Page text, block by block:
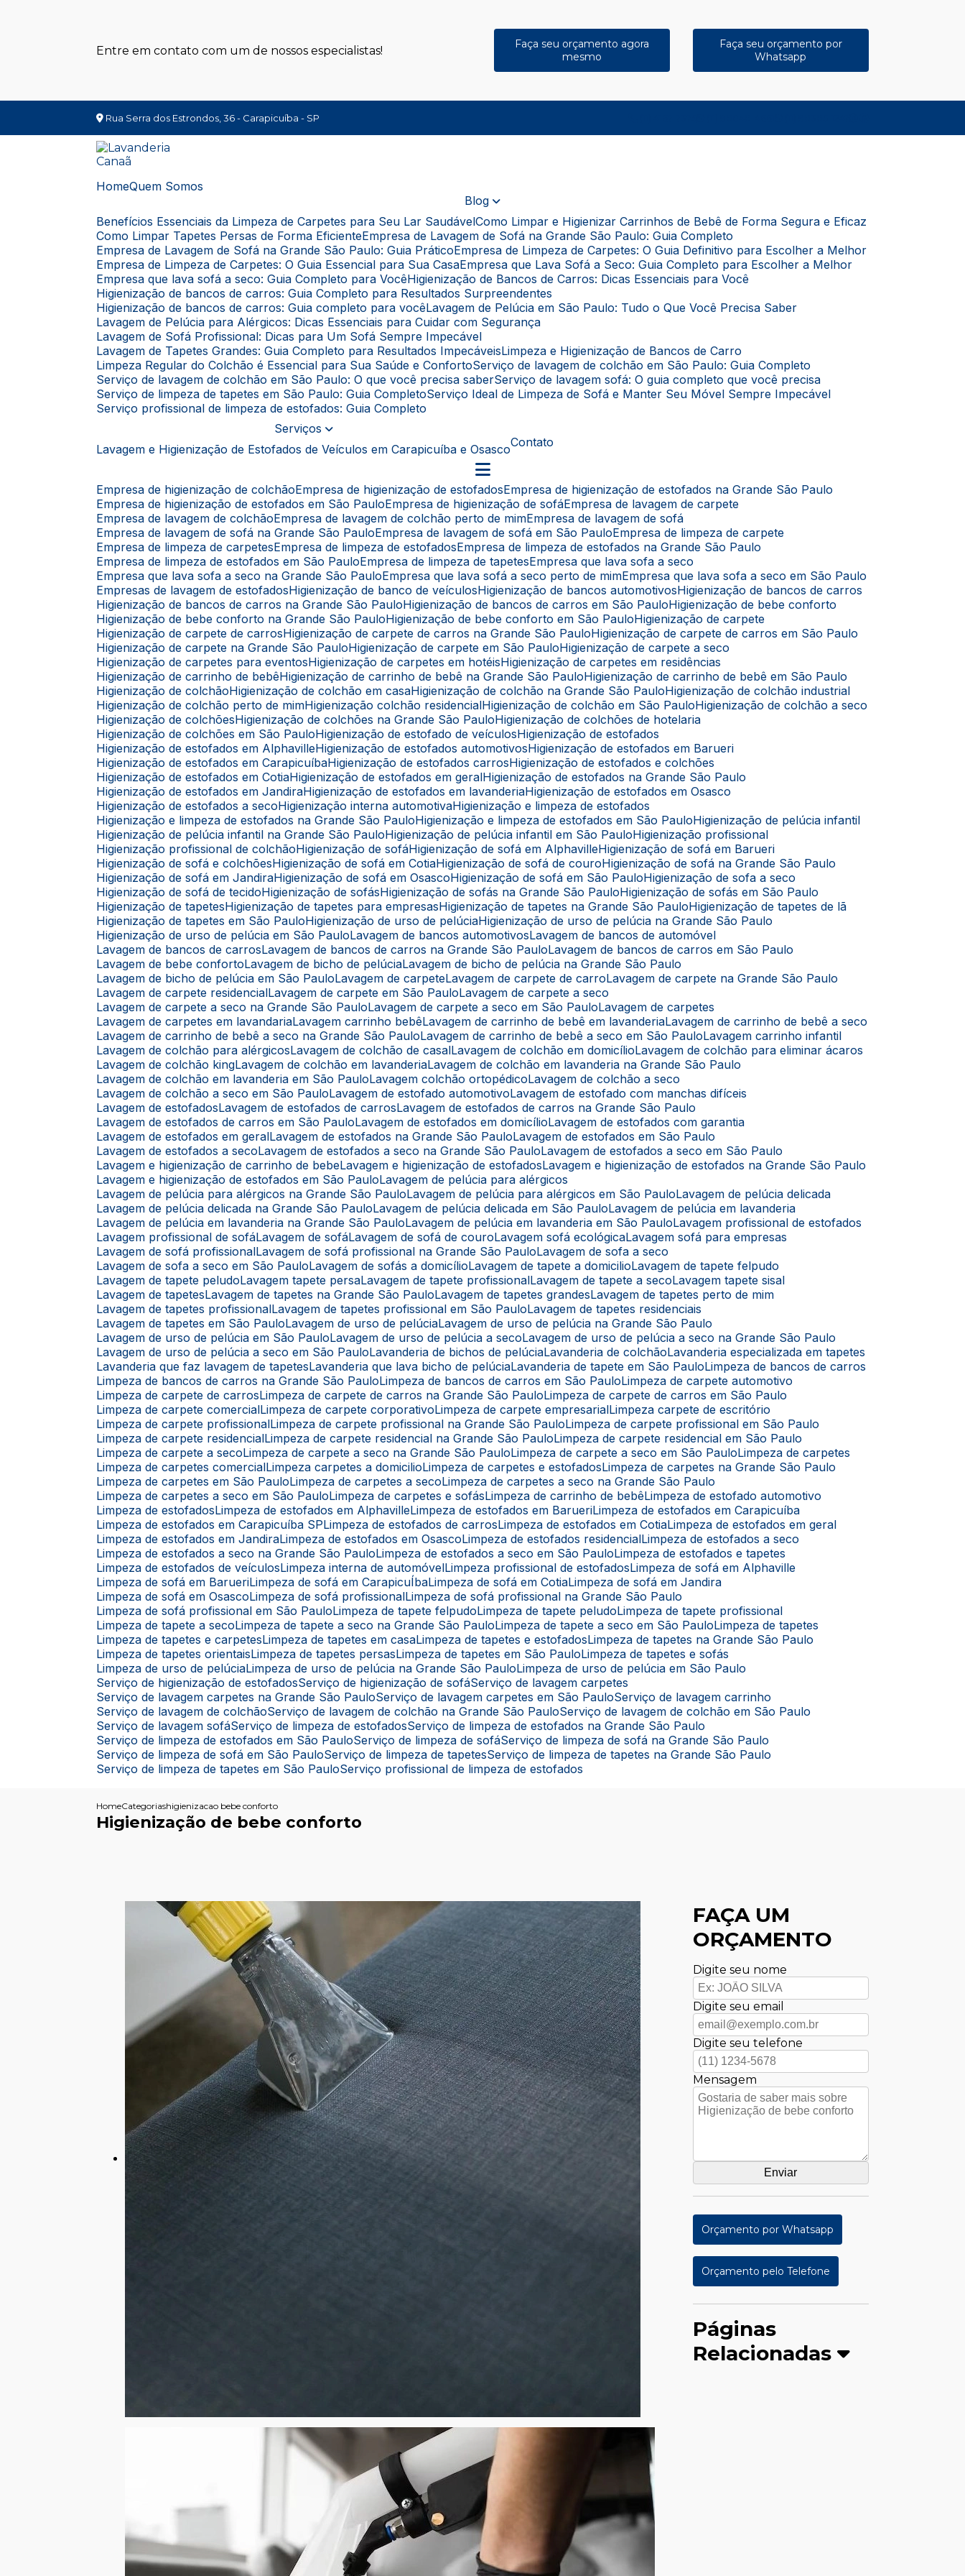
Entre em contato com um de nossos especialistas!
Faça seu orçamento agora
mesmo
Faça seu orçamento por
Whatsapp
Rua Serra dos Estrondos, 36 - Carapicuíba - SP
Home
Quem Somos
Blog
Benefícios Essenciais da Limpeza de Carpetes para Seu Lar Saudável Como Limpar e Higienizar Carrinhos de Bebê de Forma Segura e Eficaz
Como Limpar Tapetes Persas de Forma Eficiente Empresa de Lavagem de Sofá na Grande São Paulo: Guia Completo
Empresa de Lavagem de Sofá na Grande São Paulo: Guia Prático Empresa de Limpeza de Carpetes: O Guia Definitivo para Escolher a Melhor
Empresa de Limpeza de Carpetes: O Guia Essencial para Sua Casa Empresa que Lava Sofá a Seco: Guia Completo para Escolher a Melhor
Empresa que lava sofá a seco: Guia Completo para Você
Higienização de Bancos de Carros: Dicas Essenciais para Você
Higienização de bancos de carros: Guia Completo para Resultados Surpreendentes
Higienização de bancos de carros: Guia completo para você Lavagem de Pelúcia em São Paulo: Tudo o Que Você Precisa Saber
Lavagem de Pelúcia para Alérgicos: Dicas Essenciais para Cuidar com Segurança
Lavagem de Sofá Profissional: Dicas para Um Sofá Sempre Impecável
Lavagem de Tapetes Grandes: Guia Completo para Resultados Impecáveis Limpeza e Higienização de Bancos de Carro
Limpeza Regular do Colchão é Essencial para Sua Saúde e Conforto
Serviço de lavagem de colchão em São Paulo: Guia Completo
Serviço de lavagem de colchão em São Paulo: O que você precisa saber Serviço de lavagem sofá: O guia completo que você precisa
Serviço de limpeza de tapetes em São Paulo: Guia Completo
Serviço Ideal de Limpeza de Sofá e Manter Seu Móvel Sempre Impecável
Serviço profissional de limpeza de estofados: Guia Completo
Serviços
Lavagem e Higienização de Estofados de Veículos em Carapicuíba e Osasco
Contato
Empresa de higienização de colchão Empresa de higienização de estofados Empresa de higienização de estofados na Grande São Paulo
Empresa de higienização de estofados em São Paulo Empresa de higienização de sofá Empresa de lavagem de carpete
Empresa de lavagem de colchão Empresa de lavagem de colchão perto de mim Empresa de lavagem de sofá
Empresa de lavagem de sofá na Grande São Paulo Empresa de lavagem de sofá em São Paulo Empresa de limpeza de carpete
Empresa de limpeza de carpetes Empresa de limpeza de estofados Empresa de limpeza de estofados na Grande São Paulo
Empresa de limpeza de estofados em São Paulo Empresa de limpeza de tapetes Empresa que lava sofa a seco
Empresa que lava sofa a seco na Grande São Paulo Empresa que lava sofá a seco perto de mim Empresa que lava sofa a seco em São Paulo
Empresas de lavagem de estofados
Higienização de banco de veículos Higienização de bancos automotivos
Higienização de bancos de carros
Higienização de bancos de carros na Grande São Paulo
Higienização de bancos de carros em São Paulo
Higienização de bebe conforto
Higienização de bebe conforto na Grande São Paulo
Higienização de bebe conforto em São Paulo
Higienização de carpete
Higienização de carpete de carros
Higienização de carpete de carros na Grande São Paulo
Higienização de carpete de carros em São Paulo
Higienização de carpete na Grande São Paulo
Higienização de carpete em São Paulo
Higienização de carpete a seco
Higienização de carpetes para eventos
Higienização de carpetes em hotéis
Higienização de carpetes em residências
Higienização de carrinho de bebê
Higienização de carrinho de bebê na Grande São Paulo
Higienização de carrinho de bebê em São Paulo
Higienização de colchão
Higienização de colchão em casa Higienização de colchão na Grande São Paulo
Higienização de colchão industrial
Higienização de colchão perto de mim
Higienização colchão residencial Higienização de colchão em São Paulo
Higienização de colchão a seco
Higienização de colchões
Higienização de colchões na Grande São Paulo
Higienização de colchões de hotelaria
Higienização de colchões em São Paulo
Higienização de estofado de veículos
Higienização de estofados
Higienização de estofados em Alphaville
Higienização de estofados automotivos
Higienização de estofados em Barueri
Higienização de estofados em Carapicuíba
Higienização de estofados carros
Higienização de estofados e colchões
Higienização de estofados em Cotia
Higienização de estofados em geral
Higienização de estofados na Grande São Paulo
Higienização de estofados em Jandira
Higienização de estofados em lavanderia
Higienização de estofados em Osasco
Higienização de estofados a seco
Higienização interna automotiva
Higienização e limpeza de estofados
Higienização e limpeza de estofados na Grande São Paulo
Higienização e limpeza de estofados em São Paulo
Higienização de pelúcia infantil
Higienização de pelúcia infantil na Grande São Paulo
Higienização de pelúcia infantil em São Paulo
Higienização profissional
Higienização profissional de colchão
Higienização de sofá Higienização de sofá em Alphaville
Higienização de sofá em Barueri
Higienização de sofá e colchões
Higienização de sofá em Cotia Higienização de sofá de couro
Higienização de sofá na Grande São Paulo
Higienização de sofá em Jandira
Higienização de sofá em Osasco Higienização de sofá em São Paulo
Higienização de sofa a seco
Higienização de sofá de tecido
Higienização de sofás Higienização de sofás na Grande São Paulo
Higienização de sofás em São Paulo
Higienização de tapetes
Higienização de tapetes para empresas Higienização de tapetes na Grande São Paulo
Higienização de tapetes de lã
Higienização de tapetes em São Paulo
Higienização de urso de pelúcia
Higienização de urso de pelúcia na Grande São Paulo
Higienização de urso de pelúcia em São Paulo Lavagem de bancos automotivos Lavagem de bancos de automóvel
Lavagem de bancos de carros Lavagem de bancos de carros na Grande São Paulo Lavagem de bancos de carros em São Paulo
Lavagem de bebe conforto Lavagem de bicho de pelúcia Lavagem de bicho de pelúcia na Grande São Paulo
Lavagem de bicho de pelúcia em São Paulo Lavagem de carpete Lavagem de carpete de carro Lavagem de carpete na Grande São Paulo
Lavagem de carpete residencial Lavagem de carpete em São Paulo Lavagem de carpete a seco
Lavagem de carpete a seco na Grande São Paulo Lavagem de carpete a seco em São Paulo Lavagem de carpetes
Lavagem de carpetes em lavandaria Lavagem carrinho bebê Lavagem de carrinho de bebê em lavanderia Lavagem de carrinho de bebê a seco
Lavagem de carrinho de bebê a seco na Grande São Paulo Lavagem de carrinho de bebê a seco em São Paulo Lavagem carrinho infantil
Lavagem de colchão para alérgicos Lavagem de colchão de casal Lavagem de colchão em domicílio Lavagem de colchão para eliminar ácaros
Lavagem de colchão king Lavagem de colchão em lavanderia Lavagem de colchão em lavanderia na Grande São Paulo
Lavagem de colchão em lavanderia em São Paulo Lavagem colchão ortopédico Lavagem de colchão a seco
Lavagem de colchão a seco em São Paulo Lavagem de estofado automotivo Lavagem de estofado com manchas difíceis
Lavagem de estofados Lavagem de estofados de carros Lavagem de estofados de carros na Grande São Paulo
Lavagem de estofados de carros em São Paulo Lavagem de estofados em domicílio Lavagem de estofados com garantia
Lavagem de estofados em geral Lavagem de estofados na Grande São Paulo Lavagem de estofados em São Paulo
Lavagem de estofados a seco Lavagem de estofados a seco na Grande São Paulo Lavagem de estofados a seco em São Paulo
Lavagem e higienização de carrinho de bebe Lavagem e higienização de estofados Lavagem e higienização de estofados na Grande São Paulo
Lavagem e higienização de estofados em São Paulo Lavagem de pelúcia para alérgicos
Lavagem de pelúcia para alérgicos na Grande São Paulo Lavagem de pelúcia para alérgicos em São Paulo Lavagem de pelúcia delicada
Lavagem de pelúcia delicada na Grande São Paulo Lavagem de pelúcia delicada em São Paulo Lavagem de pelúcia em lavanderia
Lavagem de pelúcia em lavanderia na Grande São Paulo Lavagem de pelúcia em lavanderia em São Paulo Lavagem profissional de estofados
Lavagem profissional de sofá Lavagem de sofá Lavagem de sofá de couro Lavagem sofá ecológica Lavagem sofá para empresas
Lavagem de sofá profissional Lavagem de sofá profissional na Grande São Paulo Lavagem de sofa a seco
Lavagem de sofa a seco em São Paulo Lavagem de sofás a domicílio Lavagem de tapete a domicilio Lavagem de tapete felpudo
Lavagem de tapete peludo Lavagem tapete persa Lavagem de tapete profissional Lavagem de tapete a seco Lavagem tapete sisal
Lavagem de tapetes Lavagem de tapetes na Grande São Paulo Lavagem de tapetes grandes Lavagem de tapetes perto de mim
Lavagem de tapetes profissional Lavagem de tapetes profissional em São Paulo Lavagem de tapetes residenciais
Lavagem de tapetes em São Paulo Lavagem de urso de pelúcia Lavagem de urso de pelúcia na Grande São Paulo
Lavagem de urso de pelúcia em São Paulo Lavagem de urso de pelúcia a seco Lavagem de urso de pelúcia a seco na Grande São Paulo
Lavagem de urso de pelúcia a seco em São Paulo Lavanderia de bichos de pelúcia Lavanderia de colchão Lavanderia especializada em tapetes
Lavanderia que faz lavagem de tapetes Lavanderia que lava bicho de pelúcia Lavanderia de tapete em São Paulo Limpeza de bancos de carros
Limpeza de bancos de carros na Grande São Paulo Limpeza de bancos de carros em São Paulo Limpeza de carpete automotivo
Limpeza de carpete de carros Limpeza de carpete de carros na Grande São Paulo Limpeza de carpete de carros em São Paulo
Limpeza de carpete comercial Limpeza de carpete corporativo Limpeza de carpete empresarial Limpeza carpete de escritório
Limpeza de carpete profissional Limpeza de carpete profissional na Grande São Paulo Limpeza de carpete profissional em São Paulo
Limpeza de carpete residencial Limpeza de carpete residencial na Grande São Paulo Limpeza de carpete residencial em São Paulo
Limpeza de carpete a seco Limpeza de carpete a seco na Grande São Paulo Limpeza de carpete a seco em São Paulo Limpeza de carpetes
Limpeza de carpetes comercial Limpeza carpetes a domicilio Limpeza de carpetes e estofados Limpeza de carpetes na Grande São Paulo
Limpeza de carpetes em São Paulo Limpeza de carpetes a seco Limpeza de carpetes a seco na Grande São Paulo
Limpeza de carpetes a seco em São Paulo Limpeza de carpetes e sofás Limpeza de carrinho de bebê Limpeza de estofado automotivo
Limpeza de estofados Limpeza de estofados em Alphaville Limpeza de estofados em Barueri Limpeza de estofados em Carapicuíba
Limpeza de estofados em Carapicuíba SP Limpeza de estofados de carros Limpeza de estofados em Cotia Limpeza de estofados em geral
Limpeza de estofados em Jandira Limpeza de estofados em Osasco Limpeza de estofados residencial Limpeza de estofados a seco
Limpeza de estofados a seco na Grande São Paulo Limpeza de estofados a seco em São Paulo Limpeza de estofados e tapetes
Limpeza de estofados de veículos Limpeza interna de automóvel Limpeza profissional de estofados Limpeza de sofá em Alphaville
Limpeza de sofá em Barueri Limpeza de sofá em CarapicuÍba Limpeza de sofá em Cotia Limpeza de sofá em Jandira
Limpeza de sofá em Osasco Limpeza de sofá profissional Limpeza de sofá profissional na Grande São Paulo
Limpeza de sofá profissional em São Paulo Limpeza de tapete felpudo Limpeza de tapete peludo Limpeza de tapete profissional
Limpeza de tapete a seco Limpeza de tapete a seco na Grande São Paulo Limpeza de tapete a seco em São Paulo Limpeza de tapetes
Limpeza de tapetes e carpetes Limpeza de tapetes em casa Limpeza de tapetes e estofados Limpeza de tapetes na Grande São Paulo
Limpeza de tapetes orientais Limpeza de tapetes persas Limpeza de tapetes em São Paulo Limpeza de tapetes e sofás
Limpeza de urso de pelúcia Limpeza de urso de pelúcia na Grande São Paulo Limpeza de urso de pelúcia em São Paulo
Serviço de higienização de estofados
Serviço de higienização de sofá Serviço de lavagem carpetes
Serviço de lavagem carpetes na Grande São Paulo
Serviço de lavagem carpetes em São Paulo
Serviço de lavagem carrinho
Serviço de lavagem de colchão
Serviço de lavagem de colchão na Grande São Paulo
Serviço de lavagem de colchão em São Paulo
Serviço de lavagem sofá Serviço de limpeza de estofados
Serviço de limpeza de estofados na Grande São Paulo
Serviço de limpeza de estofados em São Paulo
Serviço de limpeza de sofá Serviço de limpeza de sofá na Grande São Paulo
Serviço de limpeza de sofá em São Paulo
Serviço de limpeza de tapetes
Serviço de limpeza de tapetes na Grande São Paulo
Serviço de limpeza de tapetes em São Paulo
Serviço profissional de limpeza de estofados
HomeCategoriashigienizacao bebe conforto
Higienização de bebe conforto
FAÇA UM
ORÇAMENTO
Digite seu nome
Digite seu email
Digite seu telefone
Mensagem
Orçamento por Whatsapp
Orçamento pelo Telefone
Páginas
Relacionadas